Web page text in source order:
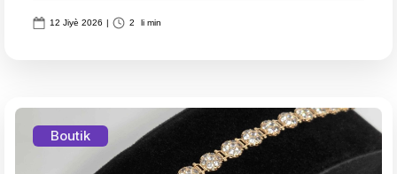
12 Jiyè 2026 | 2 li min
Boutik